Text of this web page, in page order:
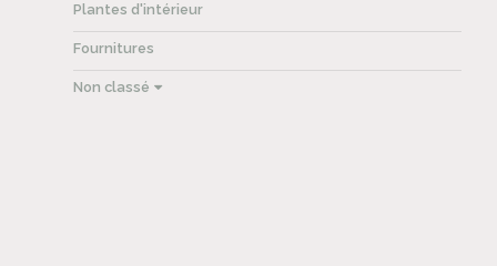
Plantes d'intérieur
Fournitures
Non classé